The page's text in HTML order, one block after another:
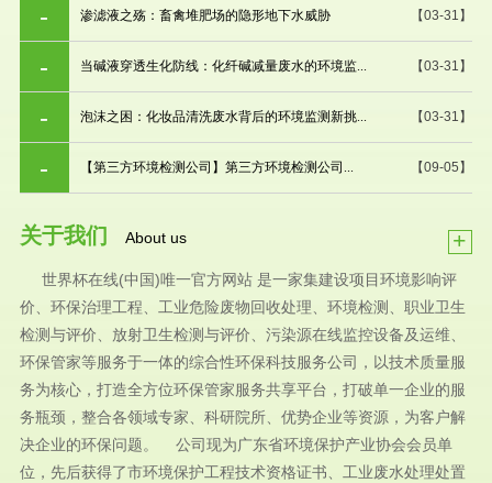
【03-31】
渗滤液之殇：畜禽堆肥场的隐形地下水威胁
【03-31】
当碱液穿透生化防线：化纤碱减量废水的环境监...
【03-31】
泡沫之困：化妆品清洗废水背后的环境监测新挑...
【09-05】
【第三方环境检测公司】第三方环境检测公司...
关于我们 About us +
世界杯在线(中国)唯一官方网站 是一家集建设项目环境影响评
价、环保治理工程、工业危险废物回收处理、环境检测、职业卫生
检测与评价、放射卫生检测与评价、污染源在线监控设备及运维、
环保管家等服务于一体的综合性环保科技服务公司，以技术质量服
务为核心，打造全方位环保管家服务共享平台，打破单一企业的服
务瓶颈，整合各领域专家、科研院所、优势企业等资源，为客户解
决企业的环保问题。 公司现为广东省环境保护产业协会会员单
位，先后获得了市环境保护工程技术资格证书、工业废水处理处置